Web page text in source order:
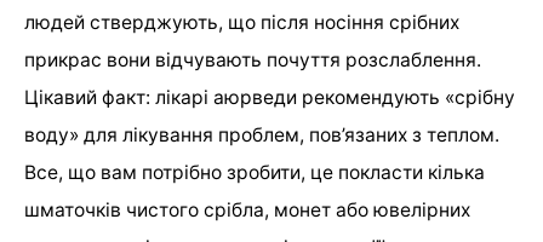
людей стверджують, що після носіння срібних
прикрас вони відчувають почуття розслаблення.
Цікавий факт: лікарі аюрведи рекомендують «срібну
воду» для лікування проблем, пов’язаних з теплом.
Все, що вам потрібно зробити, це покласти кілька
шматочків чистого срібла, монет або ювелірних